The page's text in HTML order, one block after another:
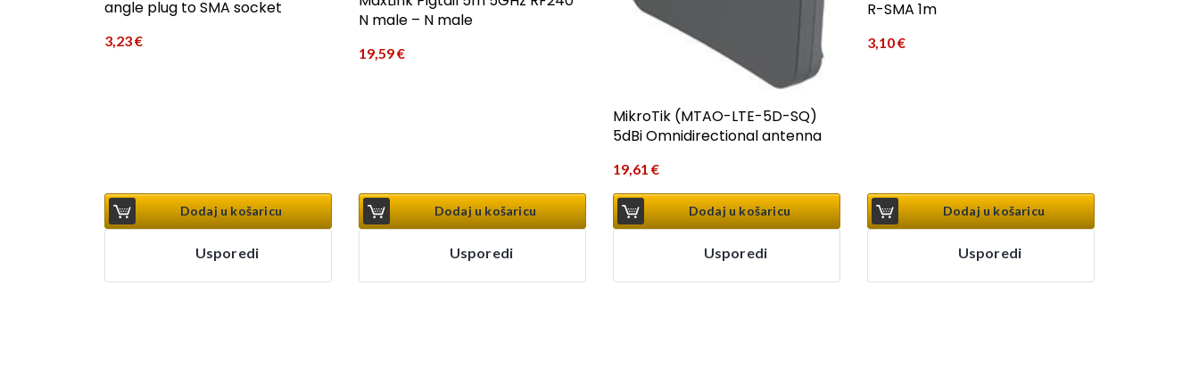
angle plug to SMA socket
3,23€
Dodaj u košaricu
Usporedi
N male – N male
19,59€
Dodaj u košaricu
Usporedi
MikroTik (MTAO-LTE-5D-SQ)
5dBi Omnidirectional antenna
19,61 €
Dodaj u košaricu
Usporedi
R-SMA 1m
3,10€
Dodaj u košaricu
Usporedi